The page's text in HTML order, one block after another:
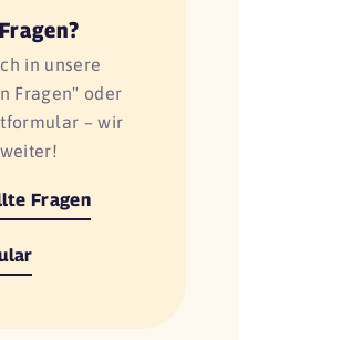
in unsere
Fragen" oder
– wir
Fragen